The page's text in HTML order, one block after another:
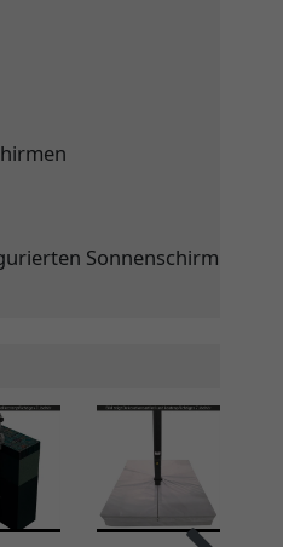
Sonnenschirm